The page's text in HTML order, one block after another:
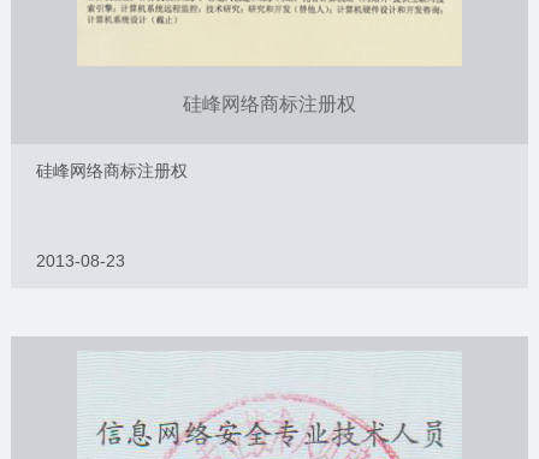
硅峰网络商标注册权
硅峰网络商标注册权
2013-08-23